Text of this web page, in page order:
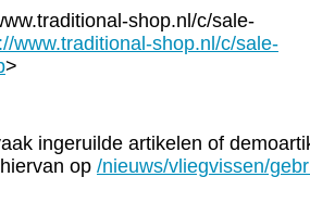
shop.nl/c/sale-
www.traditional-shop.nl/c/sale-
>
ingeruilde artikelen of
op /nieuws/vliegvissen/